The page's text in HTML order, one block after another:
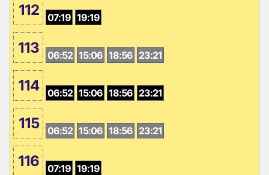
112 07:19 19:19
113 06:52 15:06 18:56 23:21
114 06:52 15:06 18:56 23:21
115 06:52 15:06 18:56 23:21
116 07:19 19:19